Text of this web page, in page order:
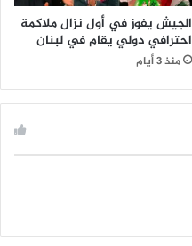
الجيش يفوز في أول نزال ملاكمة
احترافي دولي يقام في لبنان
منذ 3 أيام